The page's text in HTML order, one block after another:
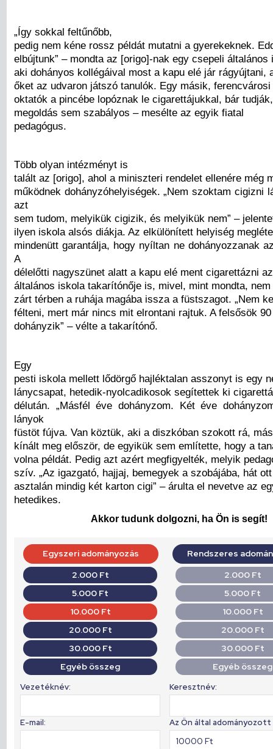
„Így sokkal feltűnőbb,
pedig nem kéne rossz példát mutatni a gyerekeknek.
elbújtunk” – mondta az [origo]-nak egy csepeli általános
aki dohányos kollégáival most a kapu elé jár rágyújtani,
őket az udvaron játszó tanulók. Egy másik,
oktatók a pincébe lopóznak le cigarettájukkal, bár
megoldás sem szabályos – mesélte az egyik fiatal
pedagógus.
Több olyan intézményt is
talált az [origo], ahol a miniszteri rendelet ellenére még
működnek dohányzóhelyiségek. „Nem szoktam cigizni
azt
sem tudom, melyikük cigizik, és melyikük nem” –
ilyen iskola alsós diákja. Az elkülönített helyiség
mindenütt garantálja, hogy nyíltan ne dohányozzanak
A
délelőtti nagyszünet alatt a kapu elé ment cigarettázni
általános iskola takarítónője is, mivel, mint mondta,
zárt térben a ruhája magába issza a füstszagot. „Nem
félteni, mert már nincs mit elrontani rajtuk. A felsősök
dohányzik” – vélte a takarítónő.
Egy
pesti iskola mellett lődörgő hajléktalan asszonyt is egy
lánycsapat, hetedik-nyolcadikosok segítettek ki
délután. „Másfél éve dohányzom. Két éve
lányok
füstöt fújva. Van köztük, aki a diszkóban szokott rá,
kínált meg először, de egyikük sem említette, hogy a
volna példát. Pedig azt azért megfigyelték, melyik
szív. „Az igazgató, hajjaj, bemegyek a szobájába, hát
asztalán mindig két karton cigi” – árulta el nevetve az
hetedikes.
Akkor tudunk dolgozni, ha Ön is segít!